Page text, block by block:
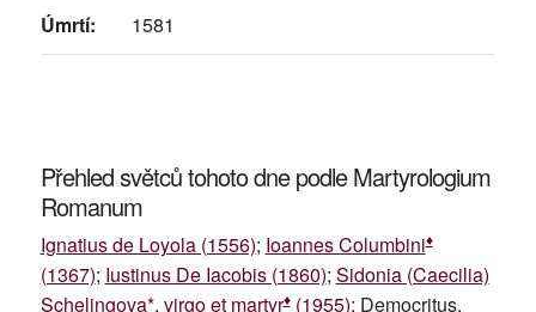
Úmrtí: 1581
Přehled světců tohoto dne podle Martyrologium
Romanum
Ignatius de Loyola (1556); Ioannes Columbini♦
(1367); Iustinus De Iacobis (1860); Sidonia (Caecilia)
Schelingova*, virgo et martyr♦(1955); Democritus,